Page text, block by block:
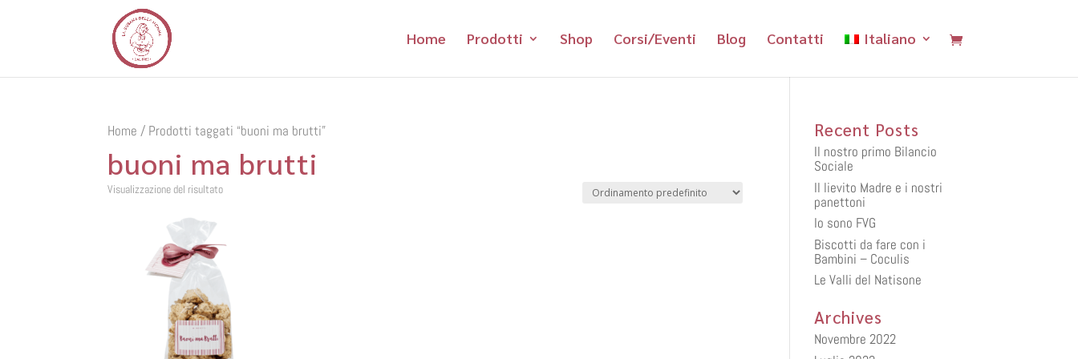
Home Prodotti Shop Corsi/Eventi Blog Contatti Italiano
Home / Prodotti taggati “buoni ma brutti”
buoni ma brutti
Visualizzazione del risultato
Recent Posts
Il nostro primo Bilancio
Sociale
Il lievito Madre e i nostri
panettoni
Io sono FVG
Biscotti da fare con i
Bambini – Coculis
Le Valli del Natisone
Archives
Novembre 2022